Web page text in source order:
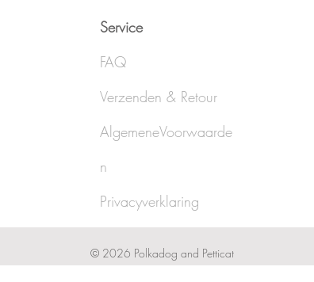
Service
FAQ
Verzenden & Retour
AlgemeneVoorwaarde
n
Privacyverklaring
© 2026 Polkadog and Petticat